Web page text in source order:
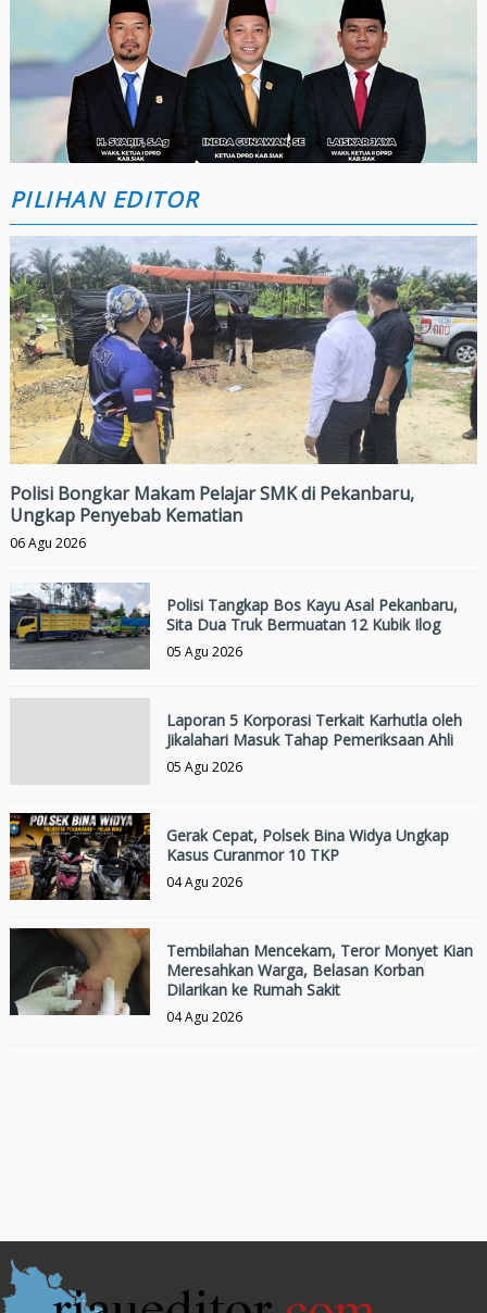
PILIHAN EDITOR
Polisi Bongkar Makam Pelajar SMK di Pekanbaru,
Ungkap Penyebab Kematian
06 Agu 2026
Polisi Tangkap Bos Kayu Asal Pekanbaru,
Sita Dua Truk Bermuatan 12 Kubik Ilog
05 Agu 2026
Laporan 5 Korporasi Terkait Karhutla oleh
Jikalahari Masuk Tahap Pemeriksaan Ahli
05 Agu 2026
Gerak Cepat, Polsek Bina Widya Ungkap
Kasus Curanmor 10 TKP
04 Agu 2026
Tembilahan Mencekam, Teror Monyet Kian
Meresahkan Warga, Belasan Korban
Dilarikan ke Rumah Sakit
04 Agu 2026